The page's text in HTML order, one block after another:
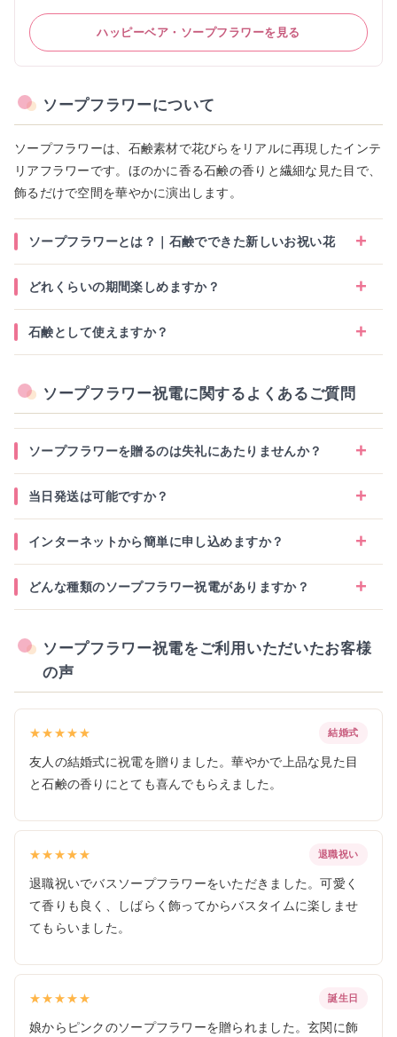
ハッピーベア・ソープフラワーを見る
ソープフラワーについて
ソープフラワーは、石鹸素材で花びらをリアルに再現したインテ
リアフラワーです。ほのかに香る石鹸の香りと繊細な見た目で、
飾るだけで空間を華やかに演出します。
ソープフラワーとは？｜石鹸でできた新しいお祝い花
どれくらいの期間楽しめますか？
石鹸として使えますか？
ソープフラワー祝電に関するよくあるご質問
ソープフラワーを贈るのは失礼にあたりませんか？
当日発送は可能ですか？
インターネットから簡単に申し込めますか？
どんな種類のソープフラワー祝電がありますか？
ソープフラワー祝電をご利用いただいたお客様
の声
★★★★★ 結婚式
友人の結婚式に祝電を贈りました。華やかで上品な見た目
と石鹸の香りにとても喜んでもらえました。
★★★★★ 退職祝い
退職祝いでバスソープフラワーをいただきました。可愛く
て香りも良く、しばらく飾ってからバスタイムに楽しませ
てもらいました。
★★★★★ 誕生日
娘からピンクのソープフラワーを贈られました。玄関に飾